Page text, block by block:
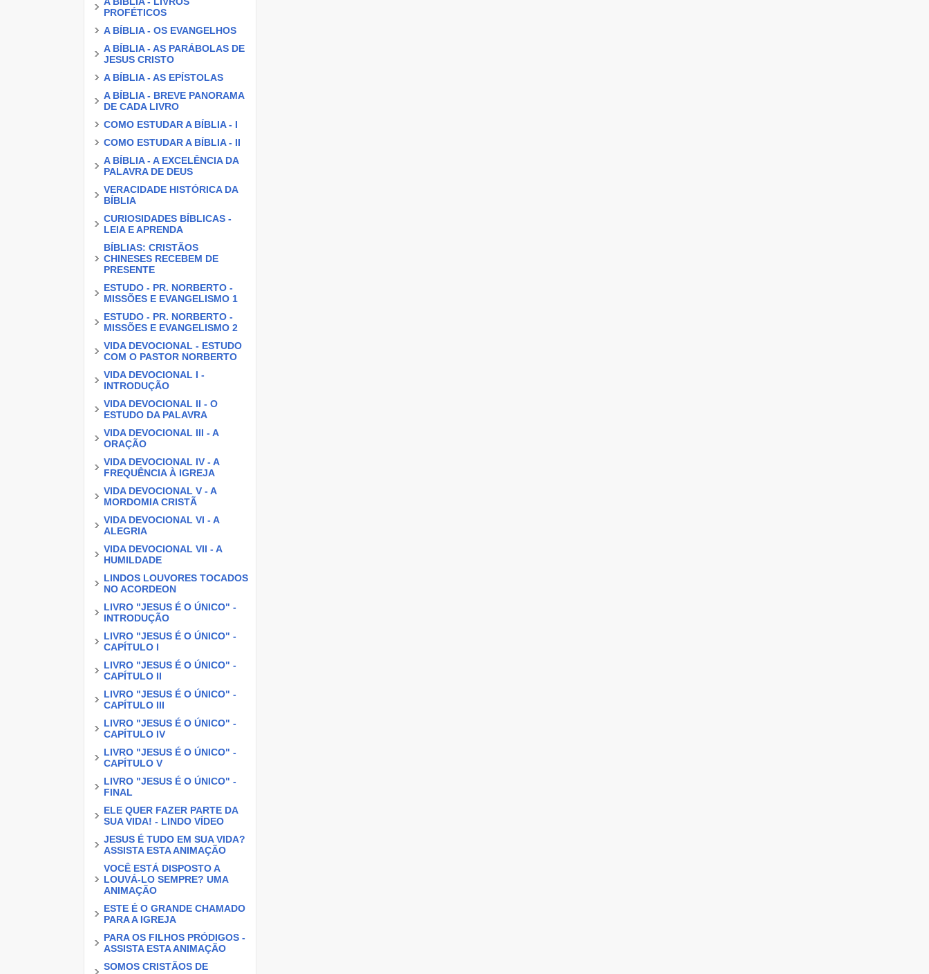
PROFÉTICOS
A BÍBLIA - OS EVANGELHOS
A BÍBLIA - AS PARÁBOLAS DE
JESUS CRISTO
A BÍBLIA - AS EPÍSTOLAS
A BÍBLIA - BREVE PANORAMA
DE CADA LIVRO
COMO ESTUDAR A BÍBLIA - I
COMO ESTUDAR A BÍBLIA - II
A BÍBLIA - A EXCELÊNCIA DA
PALAVRA DE DEUS
VERACIDADE HISTÓRICA DA
BÍBLIA
CURIOSIDADES BÍBLICAS -
LEIA E APRENDA
BÍBLIAS: CRISTÃOS
CHINESES RECEBEM DE
PRESENTE
ESTUDO - PR. NORBERTO -
MISSÕES E EVANGELISMO 1
ESTUDO - PR. NORBERTO -
MISSÕES E EVANGELISMO 2
VIDA DEVOCIONAL - ESTUDO
COM O PASTOR NORBERTO
VIDA DEVOCIONAL I -
INTRODUÇÃO
VIDA DEVOCIONAL II - O
ESTUDO DA PALAVRA
VIDA DEVOCIONAL III - A
ORAÇÃO
VIDA DEVOCIONAL IV - A
FREQUÊNCIA À IGREJA
VIDA DEVOCIONAL V - A
MORDOMIA CRISTÃ
VIDA DEVOCIONAL VI - A
ALEGRIA
VIDA DEVOCIONAL VII - A
HUMILDADE
LINDOS LOUVORES TOCADOS
NO ACORDEON
LIVRO "JESUS É O ÚNICO" -
INTRODUÇÃO
LIVRO "JESUS É O ÚNICO" -
CAPÍTULO I
LIVRO "JESUS É O ÚNICO" -
CAPÍTULO II
LIVRO "JESUS É O ÚNICO" -
CAPÍTULO III
LIVRO "JESUS É O ÚNICO" -
CAPÍTULO IV
LIVRO "JESUS É O ÚNICO" -
CAPÍTULO V
LIVRO "JESUS É O ÚNICO" -
FINAL
ELE QUER FAZER PARTE DA
SUA VIDA! - LINDO VÍDEO
JESUS É TUDO EM SUA VIDA?
ASSISTA ESTA ANIMAÇÃO
VOCÊ ESTÁ DISPOSTO A
LOUVÁ-LO SEMPRE? UMA
ANIMAÇÃO
ESTE É O GRANDE CHAMADO
PARA A IGREJA
PARA OS FILHOS PRÓDIGOS -
ASSISTA ESTA ANIMAÇÃO
SOMOS CRISTÃOS DE